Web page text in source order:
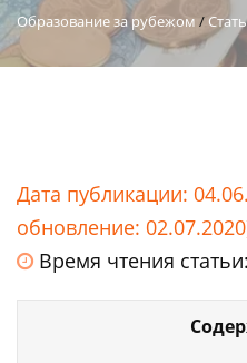
Образование за рубежом /
Дата публикации:
обновление:
Время чтения